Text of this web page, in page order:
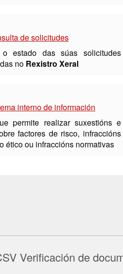
de solicitudes
o estado das súas solicitudes
no Rexistro Xeral
interno de información
permite realizar suxestións e
factores de risco, infraccións
ético ou infraccións normativas
Verificación de